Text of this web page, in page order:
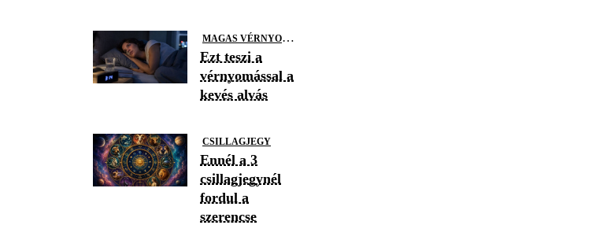
M
AGAS VÉRNYOMÁS
Ezt teszi a
vérnyomással a
kevés alvás
CSILLAGJEGY
Ennél a 3
csillagjegynél
fordul a
szerencse